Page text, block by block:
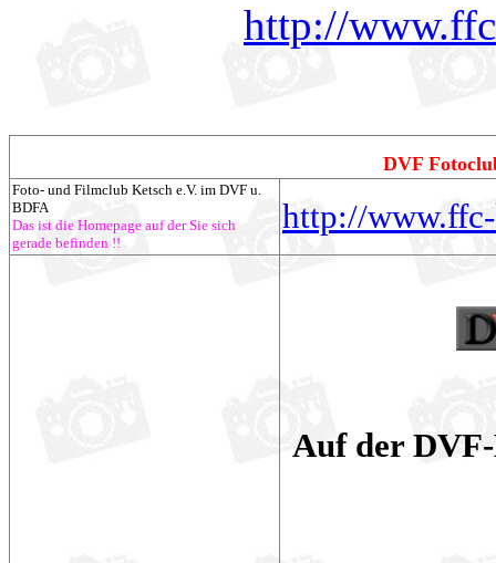
http://
DVF
Foto- und Filmclub Ketsch e.V. im DVF u.
BDFA
Das ist die Homepage auf der Sie sich
gerade befinden !!
http://
Auf der